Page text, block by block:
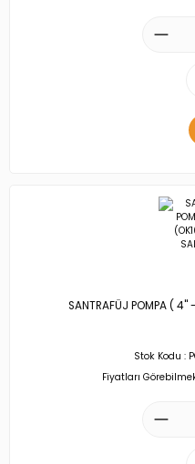
SANTRAFÜJ POMPA (
Stok Kodu :
Fiyatları